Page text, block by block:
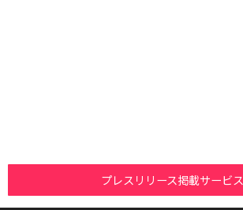
プレスリリース掲載サービス